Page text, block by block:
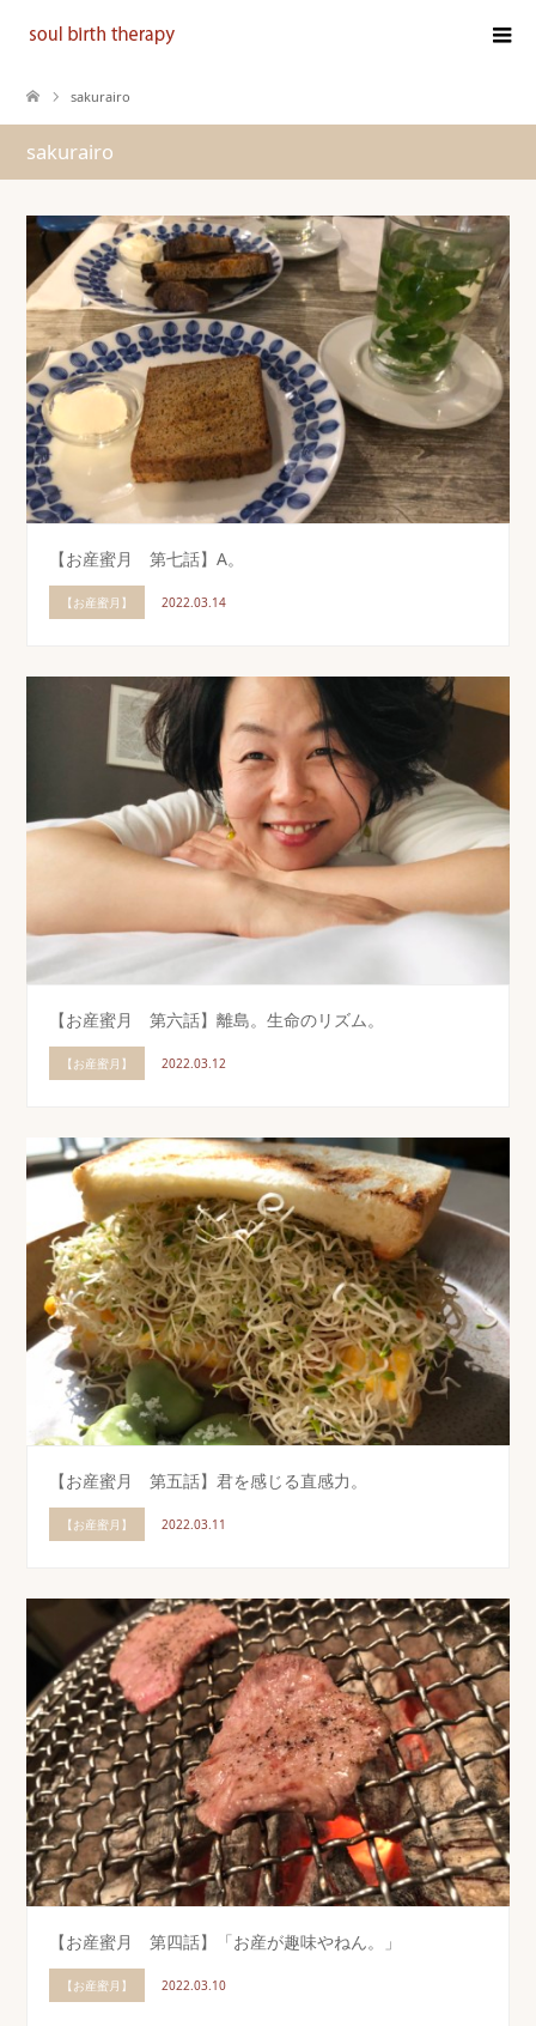
sakurairo
sakurairo
【お産蜜月 第七話】A。
【お産蜜月】 2022.03.14
【お産蜜月 第六話】離島。生命のリズム。
【お産蜜月】 2022.03.12
【お産蜜月 第五話】君を感じる直感力。
【お産蜜月】 2022.03.11
【お産蜜月 第四話】「お産が趣味やねん。」
【お産蜜月】 2022.03.10